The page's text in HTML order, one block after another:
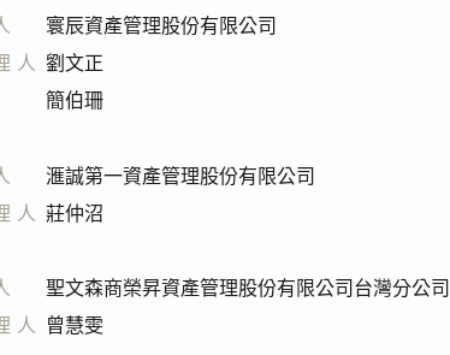
寰辰資產管理股份有限公司
人 劉文正
簡伯珊
滙誠第一資產管理股份有限公司
人 莊仲沼
聖文森商榮昇資產管理股份有限公司台灣分公司
人 曾慧雯